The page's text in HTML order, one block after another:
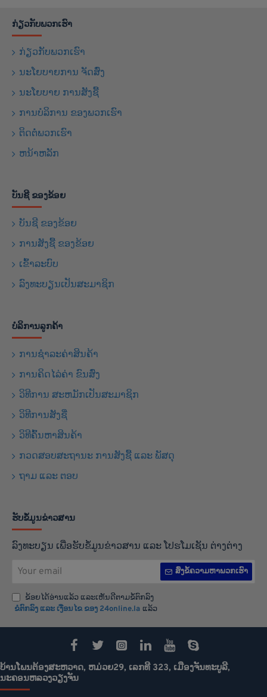
ກ່ຽວກັບພວກເຮົາ
ກ່ຽວກັບພວກເຮົາ
ນະໂຍບາຍການ ຈັດສົ່ງ
ນະໂຍບາຍ ການສັງຊື້
ການບໍລິການ ຂອງພວກເຮົາ
ຕິດຕໍ່ພວກເຮົາ
ຫນ້າຫລັກ
ບັນຊີ ຂອງຂ້ອຍ
ບັນຊີ ຂອງຂ້ອຍ
ການສັງຊື້ ຂອງຂ້ອຍ
ເຂົ້າລະບົບ
ລົງທະບຽນເປັນສະມາຊິກ
ບໍລິການລູກຄ້າ
ການຊຳລະຄ່າສິນຄ້າ
ການຄິດໄລ່ຄ່າ ຂົນສົ່ງ
ວິທີການ ສະຫມັກເປັນສະມາຊິກ
ວິທີການສັງຊື່
ວິທີຄົ້ນຫາສິນຄ້າ
ກວດສອບສະຖານະ ການສັງຊື້ ແລະ ພັສດຸ
ຖາມ ແລະ ຕອບ
ຮັບຂໍ້ມູນຂ່າວສານ
ລົງທະບຽນ ເພື່ອຮັບຂໍ້ມູນຂ່າວສານ ແລະ ໂປຮໂມເຊັນ ຕ່າງຕ່າງ
email
ສົ່ງຂໍ້ຄວາມຫາພວກເຮົາ
ຂ້ອຍໄດ້ອ່ານແລ້ວ ແລະເຫັນດີຕາມຂໍ້ຕົກລົງ
ຂໍຕົກລົງ ແລະ ເງືອນໄຂ ຂອງ 24online.la ແລ້ວ
ບ້ານໂພນຕ້ອງສະຫວາດ, ຫມ່ວຍ29, ເລກທີ 323, ເມືອງຈັນທະບູລີ,
ນະຄອນຫລວງວຽງຈັນ